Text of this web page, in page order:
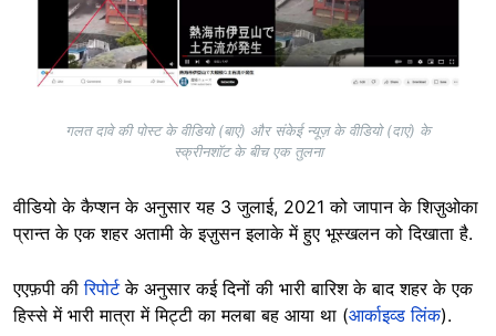
गलत दावे की पोस्ट के वीडियो (बाएं) और संकेई न्यूज़ के वीडियो (दाएं) के
स्क्रीनशॉट के बीच एक तुलना
वीडियो के कैप्शन के अनुसार यह 3 जुलाई, 2021 को जापान के शिज़ुओका
प्रान्त के एक शहर अतामी के इज़ुसन इलाके में हुए भूस्खलन को दिखाता है.
एएफ़पी कीरिपोर्टके अनुसार कई दिनों की भारी बारिश के बाद शहर के एक
हिस्से में भारी मात्रा में मिट्टी का मलबा बह आया था (आर्काइव्ड लिंक).